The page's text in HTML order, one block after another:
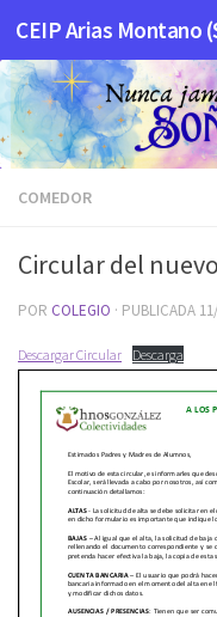
Saltar al contenido
CEIP Arias Montano
COMEDOR
Circular del
POR COLEGIO · PUBLICADA
Descargar Circular Descarga